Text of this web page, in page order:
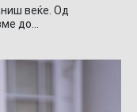
веќе. Од
до…